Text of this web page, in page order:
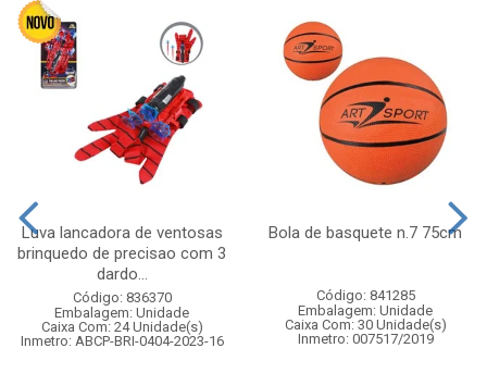
Luva lancadora de ventosas
brinquedo de precisao com 3
dardo...
Código: 836370
Embalagem: Unidade
Caixa Com: 24 Unidade(s)
Inmetro: ABCP-BRI-0404-2023-16
Bola de basquete n.7 75cm
Código: 841285
Embalagem: Unidade
Caixa Com: 30 Unidade(s)
Inmetro: 007517/2019